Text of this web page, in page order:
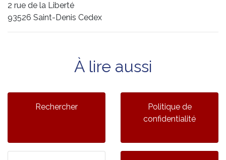
2 rue de la Liberté
93526 Saint-Denis Cedex
À lire aussi
Rechercher
Politique de
confidentialité